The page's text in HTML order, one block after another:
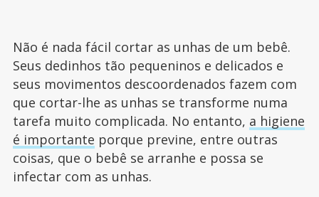
Não é nada fácil cortar as unhas de um bebê.
Seus dedinhos tão pequeninos e delicados e
seus movimentos descoordenados fazem com
que cortar-lhe as unhas se transforme numa
tarefa muito complicada. No entanto, a higiene
é importante porque previne, entre outras
coisas, que o bebê se arranhe e possa se
infectar com as unhas.